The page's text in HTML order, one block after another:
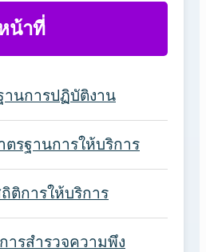
น้าที่
นการปฏิบัติงาน
รฐานการให้บริการ
ติการให้บริการ
ารสำรวจความพึง